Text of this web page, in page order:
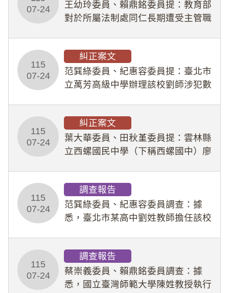
於停工期間
07-24
王幼玲委員、賴鼎銘委員提：教育部
對於所屬法制處同仁長期遭受主管職
人員保障法」及「職業安全衛生法」
所定維護公務人員
115
07-24
糾正案文
范巽綠委員、紀惠容委員提：臺北市
立萬芳高級中學辦理該校劉師涉犯數
業把關與糾錯功能，不僅首份調查報
告漏未審酌師生不
115
07-24
糾正案文
葉大華委員、田秋堇委員提：雲林縣
立西螺國民中學（下稱西螺國中）廖
教羽球隊學生等行為，歷經該校校園
事件處理會議（下
115
07-24
調查報告
范巽綠委員、紀惠容委員調查：據
悉，臺北市某高中劉姓教師擔任該校
行拍攝特定樣態性影像並以手機傳送
劉師。該生因畏懼成
115
07-24
調查報告
蔡崇義委員、賴鼎銘委員調查：據
悉，國立臺灣師範大學陳姓教授執行